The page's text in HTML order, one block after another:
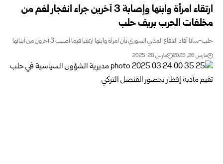
ارتقاء امرأة وابنها وإصابة 3 آخرين جراء انفجار لغم من
مخلفات الحرب بريف حلب
حلب-سانا أفاد الدفاع المدني السوري بأن امرأة وابنها ارتقيا فيما أصيب 3 آخرون من أبنائها
مارس 26, 2025 مارس 26, 2025